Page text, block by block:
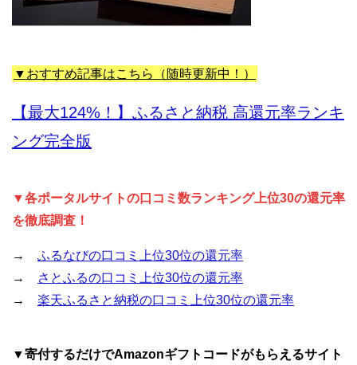
▼おすすめ記事はこちら（随時更新中！）
【最大124%！】ふるさと納税 高還元率ランキ
ング完全版
▼各ポータルサイトの口コミ数ランキング上位30の還元率
を徹底調査！
→ ふるなびの口コミ上位30位の還元率
→
さとふるの口コミ上位30位の還元率
→ 楽天ふるさと納税の口コミ上位30位の還元率
▼寄付するだけでAmazonギフトコードがもらえるサイト